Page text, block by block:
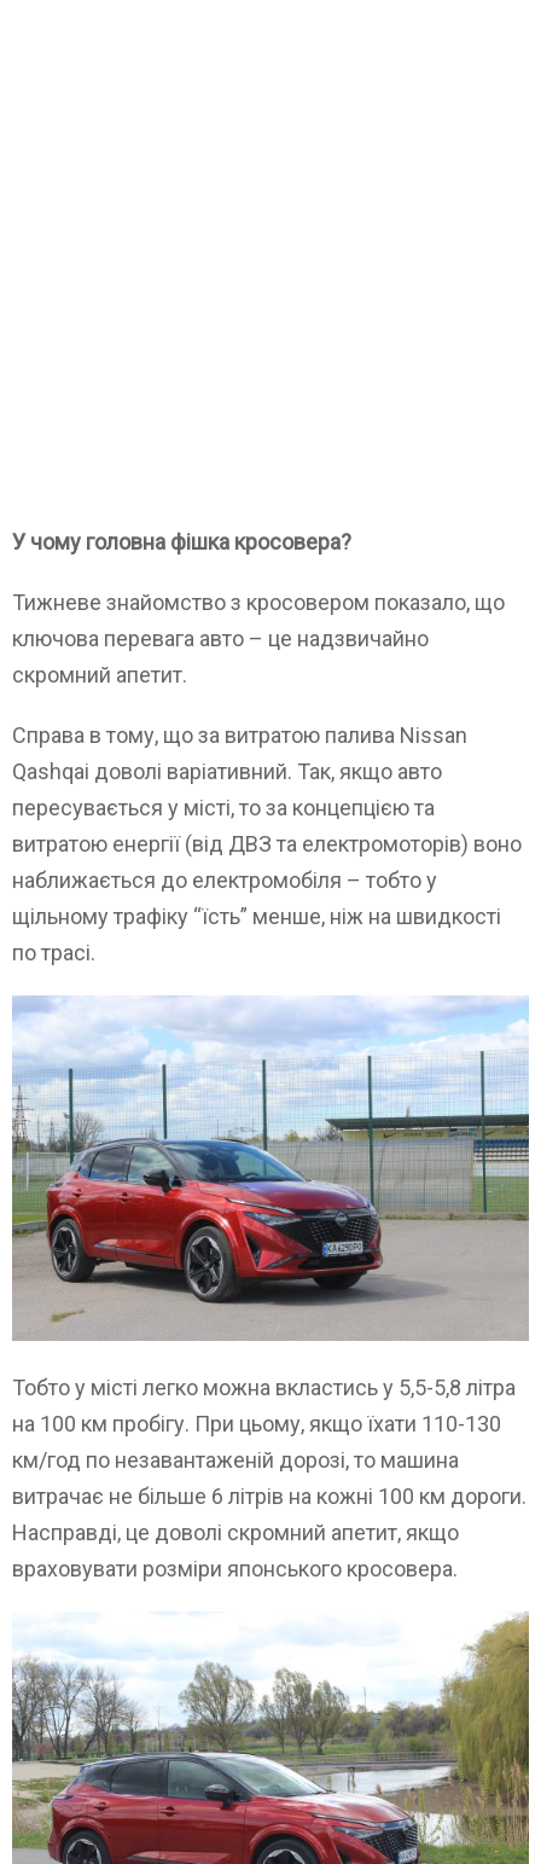
У чому головна фішка кросовера?
Тижневе знайомство з кросовером показало, що
ключова перевага авто – це надзвичайно
скромний апетит.
Справа в тому, що за витратою палива Nissan
Qashqai доволі варіативний. Так, якщо авто
пересувається у місті, то за концепцією та
витратою енергії (від ДВЗ та електромоторів) воно
наближається до електромобіля – тобто у
щільному трафіку “їсть” менше, ніж на швидкості
по трасі.
Тобто у місті легко можна вкластись у 5,5-5,8 літра
на 100 км пробігу. При цьому, якщо їхати 110-130
км/год по незавантаженій дорозі, то машина
витрачає не більше 6 літрів на кожні 100 км дороги.
Насправді, це доволі скромний апетит, якщо
враховувати розміри японського кросовера.